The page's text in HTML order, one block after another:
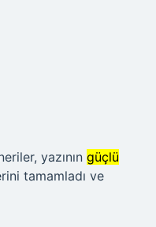
yazının güçlü
tamamladı ve